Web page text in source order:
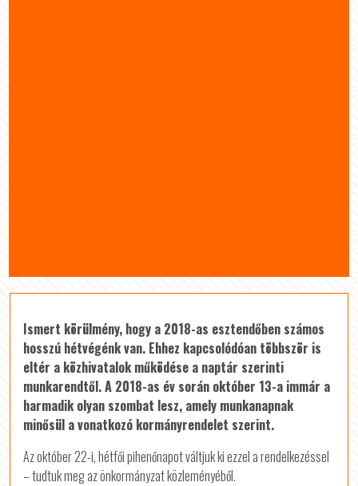
Ismert körülmény, hogy a 2018-as esztendőben számos
hosszú hétvégénk van. Ehhez kapcsolódóan többször is
eltér a közhivatalok működése a naptár szerinti
munkarendtől. A 2018-as év során október 13-a immár a
harmadik olyan szombat lesz, amely munkanapnak
minősül a vonatkozó kormányrendelet szerint.
Az október 22-i, hétfői pihenőnapot váltjuk ki ezzel a rendelkezéssel
– tudtuk meg az önkormányzat közleményéből.